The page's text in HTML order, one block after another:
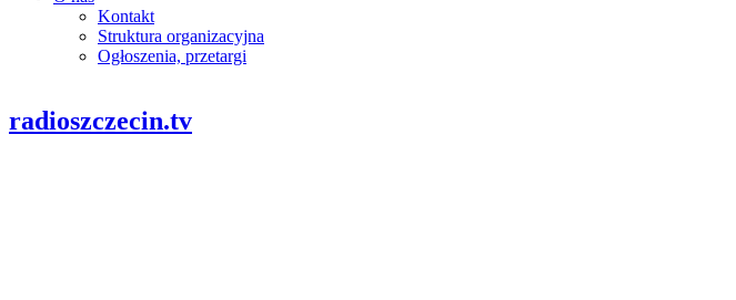
Kontakt
Struktura organizacyjna
Ogłoszenia, przetargi
radioszczecin.tv